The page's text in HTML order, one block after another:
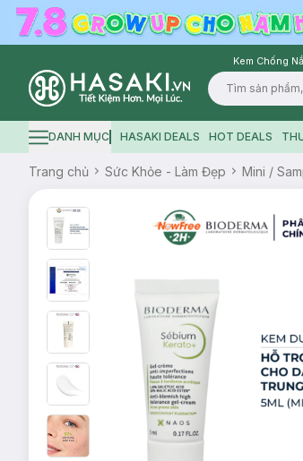
Kem Chống
Logo
Hamburger icon
DANH MỤC HASAKI DEALS HOT DEALS
Trang chủ Sức Khỏe - Làm Đẹp Mini /